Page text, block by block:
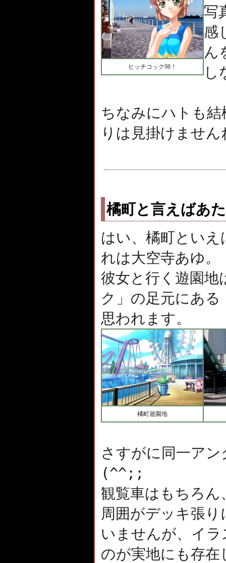
ヒッチコック98！
写
感
ん
し
ちなみにハトも
りは見掛けませ
橘町と言えばあ
はい、橘町とい
れは大空寺あゆ。
彼女と行く遊園地
ク」の足元にあ
思われます。
橘町遊園地
さすがに同一ア
(^^;;
観覧車はもちろ
周囲がデッキ張
いませんが、イ
のが実地にも存在